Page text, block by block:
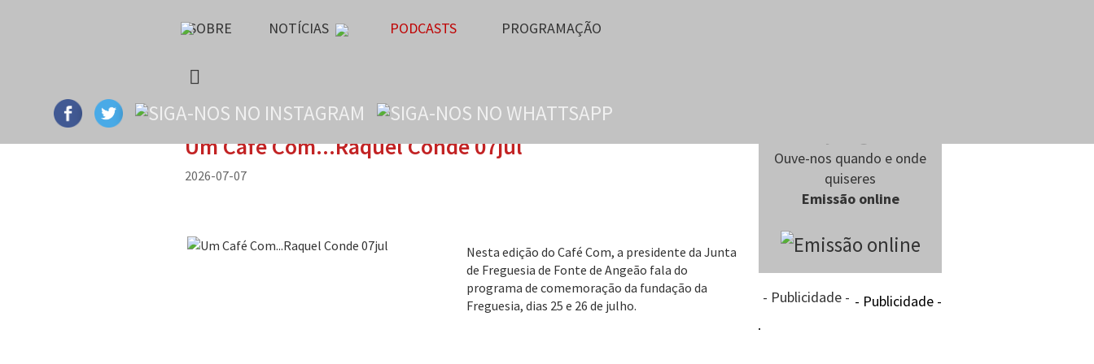
SOBRE NOTÍCIAS PODCASTS PROGRAMAÇÃO
Um Café Com...Raquel Conde 07jul
2026-07-07
Nesta edição do Café Com, a presidente da Junta
de Freguesia de Fonte de Angeão fala do
programa de comemoração da fundação da
Freguesia, dias 25 e 26 de julho.
Ouve-nos quando e onde
quiseres
Emissão online
- Publicidade - - Publicidade -